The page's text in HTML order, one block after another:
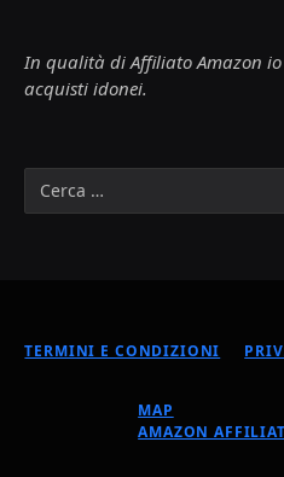
In qualità di Affiliato Amazon
acquisti idonei.
TERMINI E CONDIZIONI
MAP
AMAZON